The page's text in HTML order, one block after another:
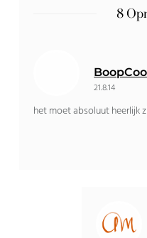
8
21.8.14
het moet absoluut heerlijk